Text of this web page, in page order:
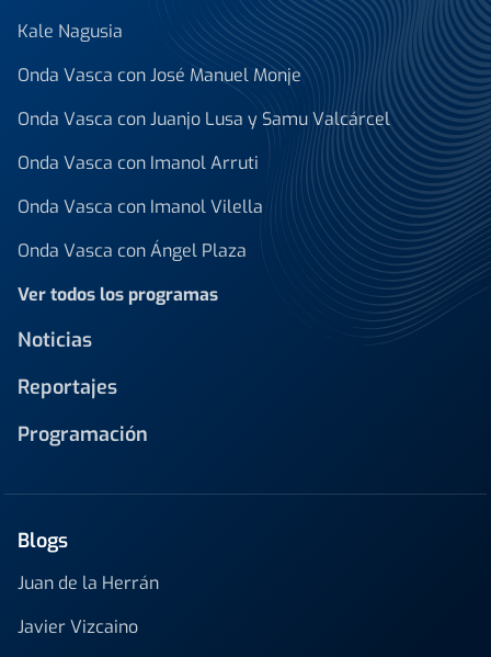
Kale Nagusia
Onda Vasca con José Manuel Monje
Onda Vasca con Juanjo Lusa y Samu Valcárcel
Onda Vasca con Imanol Arruti
Onda Vasca con Imanol Vilella
Onda Vasca con Ángel Plaza
Ver todos los programas
Noticias
Reportajes
Programación
Blogs
Juan de la Herrán
Javier Vizcaino